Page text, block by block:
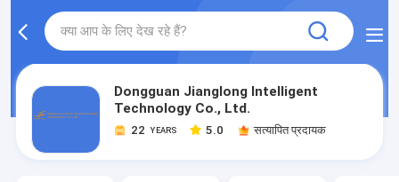
Dongguan Jianglong Intelligent
Technology Co., Ltd.
22 YEARS 5.0 सत्यापित प्रदायक